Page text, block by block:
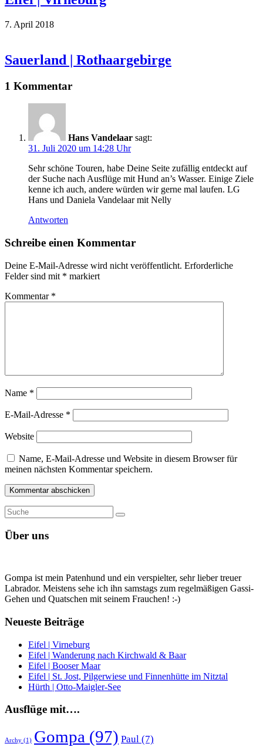
7. April 2018
Sauerland | Rothaargebirge
1 Kommentar
Hans Vandelaar sagt:
31. Juli 2020 um 14:28 Uhr
Sehr schöne Touren, habe Deine Seite zufällig entdeckt auf
der Suche nach Ausflüge mit Hund an’s Wasser. Einige Ziele
kenne ich auch, andere würden wir gerne mal laufen. LG
Hans und Daniela Vandelaar mit Nelly
Antworten
Schreibe einen Kommentar
Deine E-Mail-Adresse wird nicht veröffentlicht. Erforderliche
Felder sind mit * markiert
Kommentar *
Name *
E-Mail-Adresse *
Website
Name, E-Mail-Adresse und Website in diesem Browser für
meinen nächsten Kommentar speichern.
Suche
nach:
Suche
Über uns
Gompa ist mein Patenhund und ein verspielter, sehr lieber treuer
Labrador. Meistens sehe ich ihn samstags zum regelmäßigen Gassi-
Gehen und Quatschen mit seinem Frauchen! :-)
Neueste Beiträge
Eifel | Virneburg
Eifel | Wanderung nach Kirchwald & Baar
Eifel | Booser Maar
Eifel | St. Jost, Pilgerwiese und Finnenhütte im Nitztal
Hürth | Otto-Maigler-See
Ausflüge mit….
Archy (1) Gompa (97) Paul (7)